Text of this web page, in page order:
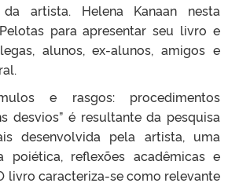
artista. Helena Kanaan nesta
para apresentar seu livro e
alunos, ex-alunos, amigos e
e rasgos: procedimentos
desvios” é resultante da pesquisa
desenvolvida pela artista, uma
poiética, reflexões acadêmicas e
livro caracteriza-se como relevante